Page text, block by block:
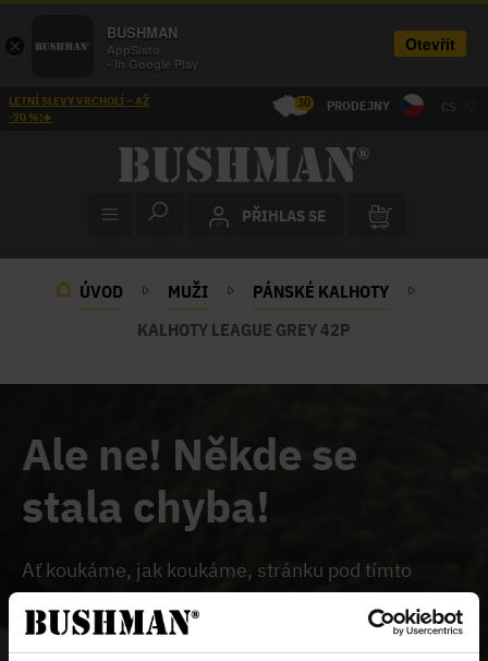
LETNÍ SLEVY VRCHOLÍ – AŽ
-70 %!☀️
30 PRODEJNY CS
PŘIHLAS SE
ÚVOD MUŽI
PÁNSKÉ KALHOTY
KALHOTY LEAGUE GREY 42P
Ale ne! Někde se
stala chyba!
Ať koukáme, jak koukáme, stránku pod tímto
odkazem na našem webu nemůžeme najít.
Buď je
chybně zadaný odkaz, nebo je požadovaný produkt
×
BUSHMAN
AppSisto
- In Google Play
Otevřít